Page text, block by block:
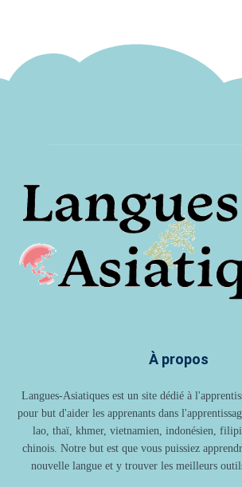
À propos
Langues-Asiatiques est un site dédié à
pour but d'aider les apprenants dans
lao, thaï, khmer, vietnamien, indonésien,
chinois. Notre but est que vous puissiez
nouvelle langue et y trouver les meilleurs